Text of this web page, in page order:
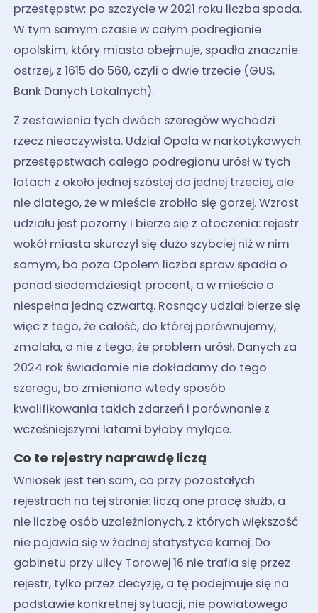
przestępstw; po szczycie w 2021 roku liczba spada.
W tym samym czasie w całym podregionie
opolskim, który miasto obejmuje, spadła znacznie
ostrzej, z 1615 do 560, czyli o dwie trzecie (GUS,
Bank Danych Lokalnych).
Z zestawienia tych dwóch szeregów wychodzi
rzecz nieoczywista. Udział Opola w narkotykowych
przestępstwach całego podregionu urósł w tych
latach z około jednej szóstej do jednej trzeciej, ale
nie dlatego, że w mieście zrobiło się gorzej. Wzrost
udziału jest pozorny i bierze się z otoczenia: rejestr
wokół miasta skurczył się dużo szybciej niż w nim
samym, bo poza Opolem liczba spraw spadła o
ponad siedemdziesiąt procent, a w mieście o
niespełna jedną czwartą. Rosnący udział bierze się
więc z tego, że całość, do której porównujemy,
zmalała, a nie z tego, że problem urósł. Danych za
2024 rok świadomie nie dokładamy do tego
szeregu, bo zmieniono wtedy sposób
kwalifikowania takich zdarzeń i porównanie z
wcześniejszymi latami byłoby mylące.
Co te rejestry naprawdę liczą
Wniosek jest ten sam, co przy pozostałych
rejestrach na tej stronie: liczą one pracę służb, a
nie liczbę osób uzależnionych, z których większość
nie pojawia się w żadnej statystyce karnej. Do
gabinetu przy ulicy Torowej 16 nie trafia się przez
rejestr, tylko przez decyzję, a tę podejmuje się na
podstawie konkretnej sytuacji, nie powiatowego